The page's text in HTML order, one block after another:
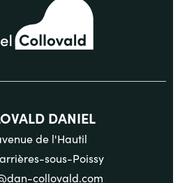
DANIEL
de l'Hautil
sous-Poissy
collovald.com